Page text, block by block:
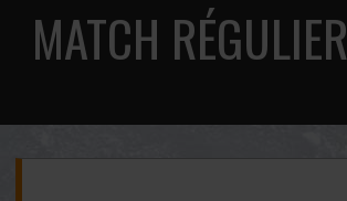
MATCH RÉGULIER